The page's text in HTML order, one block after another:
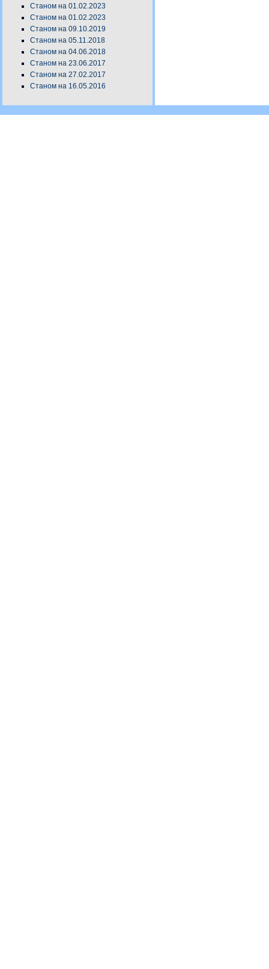
Станом на 01.02.2023
Станом на 01.02.2023
Станом на 09.10.2019
Станом на 05.11.2018
Станом на 04.06.2018
Станом на 23.06.2017
Станом на 27.02.2017
Станом на 16.05.2016